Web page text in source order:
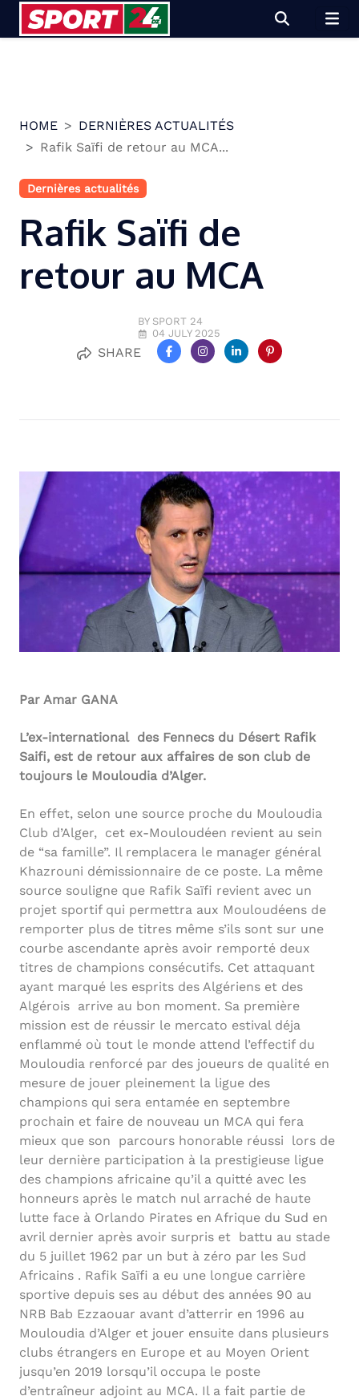
HOME
DERNIÈRES ACTUALITÉS
Rafik Saïfi de retour au MCA...
Dernières actualités
Rafik Saïfi de
retour au MCA
BY SPORT 24
04 JULY 2025
SHARE
Par Amar GANA
L’ex-international des Fennecs du Désert Rafik
Saifi, est de retour aux affaires de son club de
toujours le Mouloudia d’Alger.
En effet, selon une source proche du Mouloudia
Club d’Alger, cet ex-Mouloudéen revient au sein
de “sa famille”. Il remplacera le manager général
Khazrouni démissionnaire de ce poste. La même
source souligne que Rafik Saïfi revient avec un
projet sportif qui permettra aux Mouloudéens de
remporter plus de titres même s’ils sont sur une
courbe ascendante après avoir remporté deux
titres de champions consécutifs. Cet attaquant
ayant marqué les esprits des Algériens et des
Algérois arrive au bon moment. Sa première
mission est de réussir le mercato estival déja
enflammé où tout le monde attend l’effectif du
Mouloudia renforcé par des joueurs de qualité en
mesure de jouer pleinement la ligue des
champions qui sera entamée en septembre
prochain et faire de nouveau un MCA qui fera
mieux que son parcours honorable réussi lors de
leur dernière participation à la prestigieuse ligue
des champions africaine qu’il a quitté avec les
honneurs après le match nul arraché de haute
lutte face à Orlando Pirates en Afrique du Sud en
avril dernier après avoir surpris et battu au stade
du 5 juillet 1962 par un but à zéro par les Sud
Africains . Rafik Saïfi a eu une longue carrière
sportive depuis ses au début des années 90 au
NRB Bab Ezzaouar avant d’atterrir en 1996 au
Mouloudia d’Alger et jouer ensuite dans plusieurs
clubs étrangers en Europe et au Moyen Orient
jusqu’en 2019 lorsqu’il occupa le poste
d’entraîneur adjoint au MCA. Il a fait partie de